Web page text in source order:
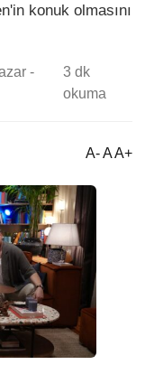
konuk olmasını
-
3 dk
okuma
A- A A+